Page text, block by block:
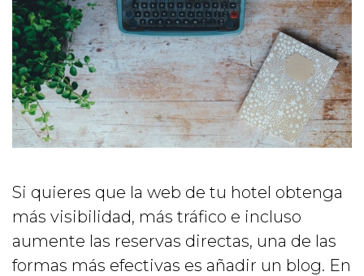
Si quieres que la web de tu hotel obtenga
más visibilidad, más tráfico e incluso
aumente las reservas directas, una de las
formas más efectivas es añadir un blog. En